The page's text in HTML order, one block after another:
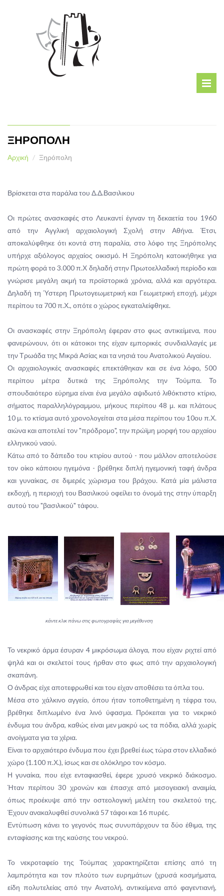
ΞΗΡΟΠΟΛΗ
Αρχική Ξηρόπολη
Βρίσκεται στα παράλια του Δ.Δ.Βασιλικου
Οι πρώτες ανασκαφές στο Λευκαντί έγιναν τη δεκαετία του 1960
από την Αγγλική αρχαιολογική Σχολή στην Αθήνα. Έτσι,
αποκαλύφθηκε ότι κοντά στη παραλία, στο λόφο της Ξηρόπολης
υπήρχε αξιόλογος αρχαίος οικισμό. Η Ξηρόπολη κατοικήθηκε για
πρώτη φορά το 3.000 π.Χ δηλαδή στην Πρωτοελλαδική περίοδο και
γνώρισε μεγάλη ακμή τα προϊστορικά χρόνια, αλλά και αργότερα.
Δηλαδή τη Ύστερη Πρωτογεωμετρική και Γεωμετρική εποχή, μέχρι
περίπου τα 700 π.Χ., οπότε ο χώρος εγκαταλείφθηκε.
Οι ανασκαφές στην Ξηρόπολη έφεραν στο φως αντικείμενα, που
φανερώνουν, ότι οι κάτοικοι της είχαν εμπορικές συνδιαλλαγές με
την Τρωάδα της Μικρά Ασίας και τα νησιά του Ανατολικού Αιγαίου.
Οι αρχαιολογικές ανασκαφές επεκτάθηκαν και σε ένα λόφο, 500
περίπου μέτρα δυτικά της Ξηρόπολης την Τούμπα. Το
σπουδαιότερο εύρημα είναι ένα μεγάλο αψιδωτό λιθόκτιστο κτίριο,
σήματος παραλληλόγραμμου, μήκους περίπου 48 μ. και πλάτους
10 μ. το κτίσμα αυτό χρονολογείται στα μέσα περίπου του 10ου π.Χ.
αιώνα και αποτελεί τον "πρόδρομο", την πρώϊμη μορφή του αρχαίου
ελληνικού ναού.
Κάτω από το δάπεδο του κτιρίου αυτού - που μάλλον αποτελούσε
τον οίκο κάποιου ηγεμόνα - βρέθηκε διπλή ηγεμονική ταφή άνδρα
και γυναίκας, σε διμερές χώρισμα του βράχου. Κατά μία μάλιστα
εκδοχή, η περιοχή του Βασιλικού οφείλει το όνομά της στην ύπαρξη
αυτού του "βασιλικού" τάφου.
κάντε κλικ πάνω στις φωτογραφίες για μεγέθυνση
Το νεκρικό άρμα έσυραν 4 μικρόσωμα άλογα, που είχαν ριχτεί από
ψηλά και οι σκελετοί τους ήρθαν στο φως από την αρχαιολογική
σκαπάνη.
Ο άνδρας είχε αποτεφρωθεί και του είχαν αποθέσει τα όπλα του.
Μέσα στο χάλκινο αγγείο, όπου ήταν τοποθετημένη η τέφρα του,
βρέθηκε διπλωμένο ένα λινό ύφασμα. Πρόκειται για το νεκρικό
ένδυμα του άνδρα, καθώς είναι μεν μακρύ ως τα πόδια, αλλά χωρίς
ανοίγματα για τα χέρια.
Είναι το αρχαιότερο ένδυμα που έχει βρεθεί έως τώρα στον ελλαδικό
χώρο (1.100 π.Χ.), ίσως και σε ολόκληρο τον κόσμο.
Η γυναίκα, που είχε ενταφιασθεί, έφερε χρυσό νεκρικό διάκοσμο.
Ήταν περίπου 30 χρονών και έπασχε από μεσογειακή αναιμία,
όπως προέκυψε από την οστεολογική μελέτη του σκελετού της.
Έχουν ανακαλυφθεί συνολικά 57 τάφοι και 16 πυρές.
Εντύπωση κάνει το γεγονός πως συνυπάρχουν τα δύο έθιμα, της
ενταφίασης και της καύσης του νεκρού.
Το νεκροταφείο της Τούμπας χαρακτηρίζεται επίσης από τη
λαμπρότητα και τον πλούτο των ευρημάτων (χρυσά κοσμήματα,
είδη πολυτελείας από την Ανατολή, αντικείμενα από φαγεντιανή,